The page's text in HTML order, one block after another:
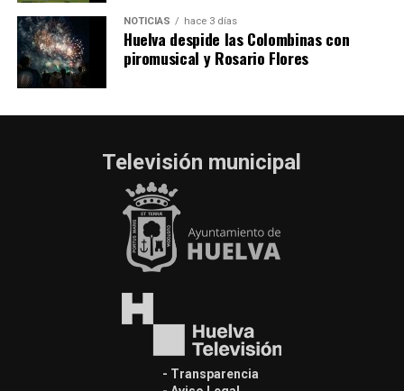
NOTICIAS hace 3 días
Huelva despide las Colombinas con
piromusical y Rosario Flores
Televisión municipal
- Transparencia